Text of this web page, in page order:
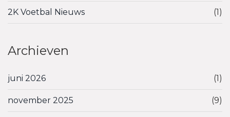
2K Voetbal Nieuws (1)
Archieven
juni 2026 (1)
november 2025 (9)